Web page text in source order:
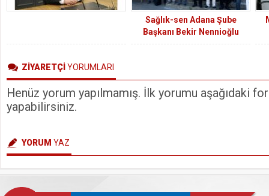
Sağlık-sen Adana Şube
Başkanı Bekir Nennioğlu
Kozan’da ambulansa yapılan
ZİYARETÇİYORUMLARI
Henüz yorum yapılmamış. İlk yorumu aşağıdaki
yapabilirsiniz.
YORUM YAZ